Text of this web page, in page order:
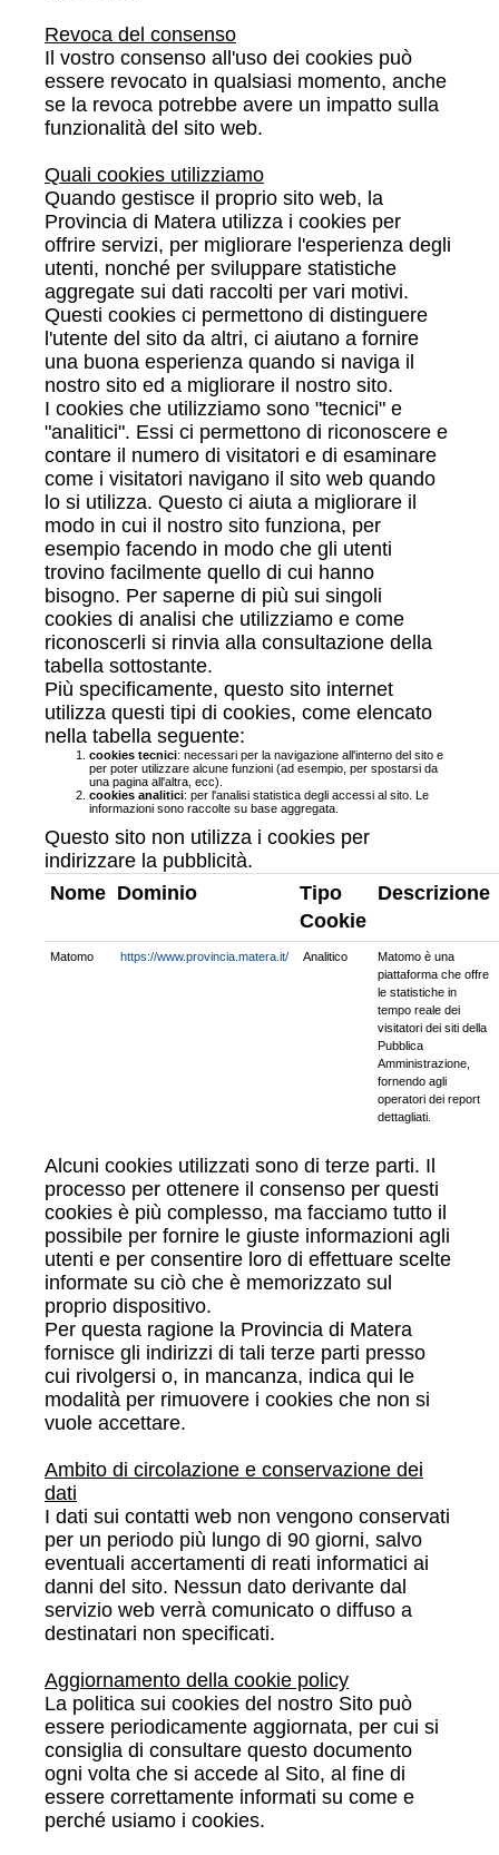
Revoca del consenso
Il vostro consenso all'uso dei cookies può
essere revocato in qualsiasi momento, anche
se la revoca potrebbe avere un impatto sulla
funzionalità del sito web.
Quali cookies utilizziamo
Quando gestisce il proprio sito web, la
Provincia di Matera utilizza i cookies per
offrire servizi, per migliorare l'esperienza degli
utenti, nonché per sviluppare statistiche
aggregate sui dati raccolti per vari motivi.
Questi cookies ci permettono di distinguere
l'utente del sito da altri, ci aiutano a fornire
una buona esperienza quando si naviga il
nostro sito ed a migliorare il nostro sito.
I cookies che utilizziamo sono "tecnici" e
"analitici". Essi ci permettono di riconoscere e
contare il numero di visitatori e di esaminare
come i visitatori navigano il sito web quando
lo si utilizza. Questo ci aiuta a migliorare il
modo in cui il nostro sito funziona, per
esempio facendo in modo che gli utenti
trovino facilmente quello di cui hanno
bisogno. Per saperne di più sui singoli
cookies di analisi che utilizziamo e come
riconoscerli si rinvia alla consultazione della
tabella sottostante.
Più specificamente, questo sito internet
utilizza questi tipi di cookies, come elencato
nella tabella seguente:
cookies tecnici: necessari per la navigazione all'interno del sito e
per poter utilizzare alcune funzioni (ad esempio, per spostarsi da
una pagina all'altra, ecc).
cookies analitici: per l'analisi statistica degli accessi al sito. Le
informazioni sono raccolte su base aggregata.
Questo sito non utilizza i cookies per
indirizzare la pubblicità.
Nome Dominio
Tipo
Cookie
Descrizione
Matomo https://www.provincia.matera.it/ Analitico
Matomo è una
piattaforma che offre
le statistiche in
tempo reale dei
visitatori dei siti della
Pubblica
Amministrazione,
fornendo agli
operatori dei report
dettagliati.
Alcuni cookies utilizzati sono di terze parti. Il
processo per ottenere il consenso per questi
cookies è più complesso, ma facciamo tutto il
possibile per fornire le giuste informazioni agli
utenti e per consentire loro di effettuare scelte
informate su ciò che è memorizzato sul
proprio dispositivo.
Per questa ragione la Provincia di Matera
fornisce gli indirizzi di tali terze parti presso
cui rivolgersi o, in mancanza, indica qui le
modalità per rimuovere i cookies che non si
vuole accettare.
Ambito di circolazione e conservazione dei
dati
I dati sui contatti web non vengono conservati
per un periodo più lungo di 90 giorni, salvo
eventuali accertamenti di reati informatici ai
danni del sito. Nessun dato derivante dal
servizio web verrà comunicato o diffuso a
destinatari non specificati.
Aggiornamento della cookie policy
La politica sui cookies del nostro Sito può
essere periodicamente aggiornata, per cui si
consiglia di consultare questo documento
ogni volta che si accede al Sito, al fine di
essere correttamente informati su come e
perché usiamo i cookies.